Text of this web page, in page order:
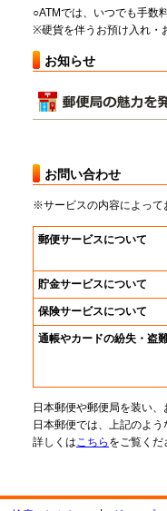
○ATMでは、いつでも手数
※硬貨を伴うお預け入れ・
お知らせ
お問い合わせ
※サービスの内容によって
郵便サービスについて
貯金サービスについて
保険サービスについて
通帳やカードの紛失・盗
日本郵便や郵便局を装い
日本郵便では、上記のよ
詳しくはこちら をご覧くだ